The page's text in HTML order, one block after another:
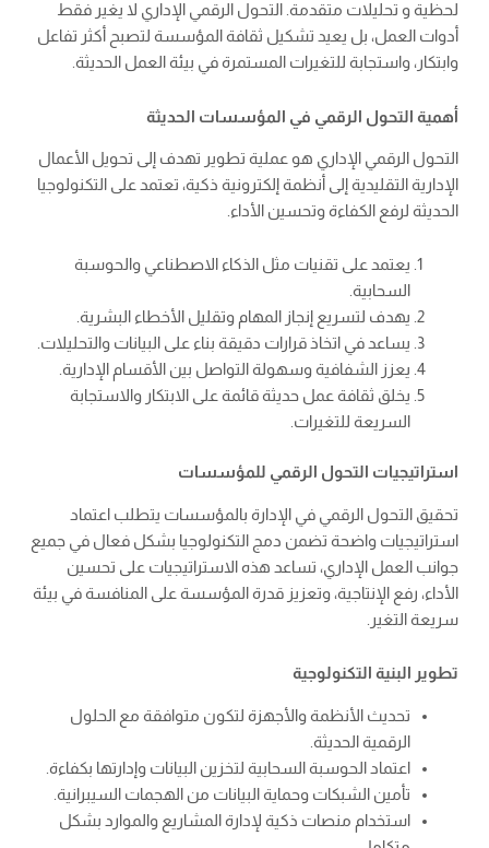
لحظية و تحليلات متقدمة. التحول الرقمي الإداري لا يغير فقط
أدوات العمل، بل يعيد تشكيل ثقافة المؤسسة لتصبح أكثر تفاعل
وابتكار، واستجابة للتغيرات المستمرة في بيئة العمل الحديثة.
أهمية التحول الرقمي في المؤسسات الحديثة
التحول الرقمي الإداري هو عملية تطوير تهدف إلى تحويل الأعمال
الإدارية التقليدية إلى أنظمة إلكترونية ذكية، تعتمد على التكنولوجيا
الحديثة لرفع الكفاءة وتحسين الأداء.
يعتمد على تقنيات مثل الذكاء الاصطناعي والحوسبة
السحابية.
يهدف لتسريع إنجاز المهام وتقليل الأخطاء البشرية.
يساعد في اتخاذ قرارات دقيقة بناء على البيانات والتحليلات.
يعزز الشفافية وسهولة التواصل بين الأقسام الإدارية.
يخلق ثقافة عمل حديثة قائمة على الابتكار والاستجابة
السريعة للتغيرات.
استراتيجيات التحول الرقمي للمؤسسات
تحقيق التحول الرقمي في الإدارة بالمؤسسات يتطلب اعتماد
استراتيجيات واضحة تضمن دمج التكنولوجيا بشكل فعال في جميع
جوانب العمل الإداري، تساعد هذه الاستراتيجيات على تحسين
الأداء، رفع الإنتاجية، وتعزيز قدرة المؤسسة على المنافسة في بيئة
سريعة التغير.
تطوير البنية التكنولوجية
تحديث الأنظمة والأجهزة لتكون متوافقة مع الحلول
الرقمية الحديثة.
اعتماد الحوسبة السحابية لتخزين البيانات وإدارتها بكفاءة.
تأمين الشبكات وحماية البيانات من الهجمات السيبرانية.
استخدام منصات ذكية لإدارة المشاريع والموارد بشكل